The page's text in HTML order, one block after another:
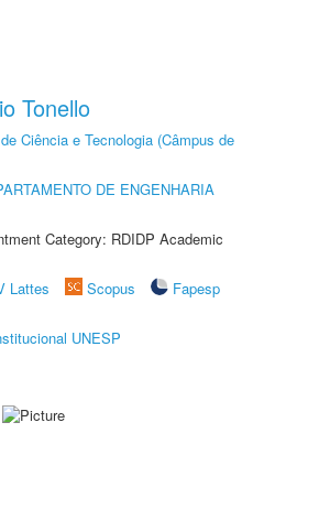
Tonello
Ciência e Tecnologia (Câmpus de
DE ENGENHARIA
Category: RDIDP Academic
Lattes Scopus
Fapesp
UNESP